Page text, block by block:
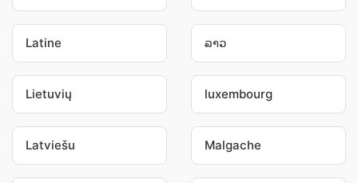
Latine ລາວ
Lietuvių luxembourg
Latviešu Malgache